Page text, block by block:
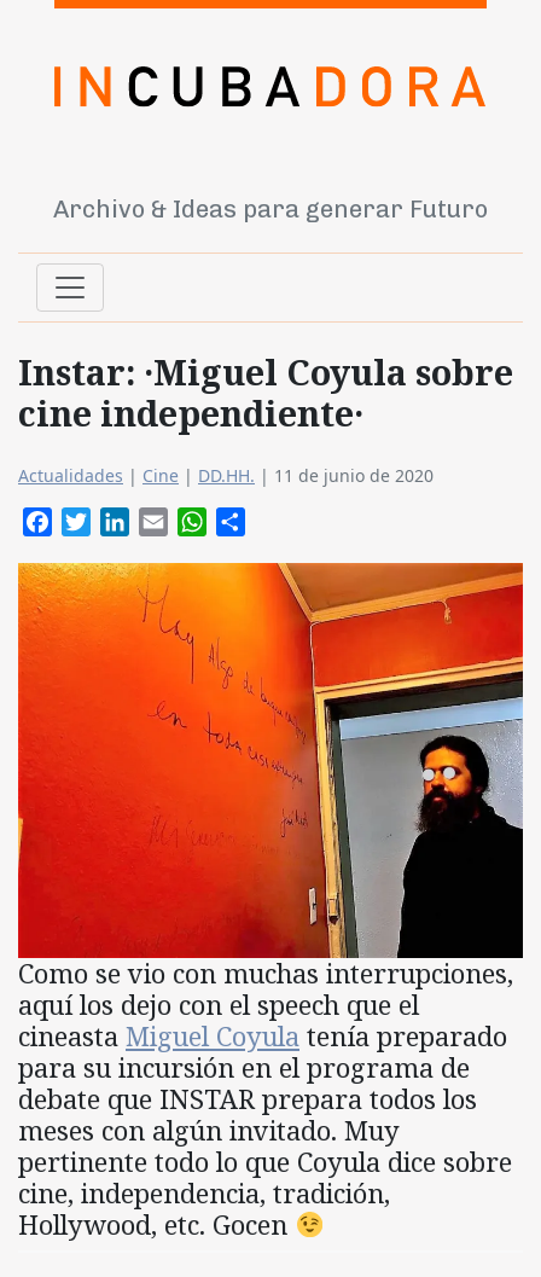
Archivo & Ideas para generar Futuro
Instar: ·Miguel Coyula sobre
cine independiente·
Actualidades | Cine | DD.HH. | 11 de junio de 2020
FacebookTwitterLinkedIn
Email WhatsApp
Como se vio con muchas interrupciones,
aquí los dejo con el speech que el
cineasta Miguel Coyula tenía preparado
para su incursión en el programa de
debate que INSTAR prepara todos los
meses con algún invitado. Muy
pertinente todo lo que Coyula dice sobre
cine, independencia, tradición,
Hollywood, etc. Gocen